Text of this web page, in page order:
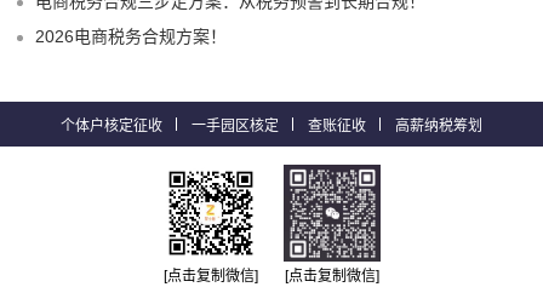
2026电商税务合规方案！
个体户核定征收 一手园区核定 查账征收 高薪纳税筹划
[点击复制微信] [点击复制微信]